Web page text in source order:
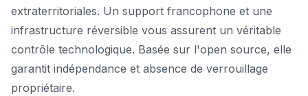
extraterritoriales. Un support francophone et une
infrastructure réversible vous assurent un véritable
contrôle technologique. Basée sur l'open source, elle
garantit indépendance et absence de verrouillage
propriétaire.